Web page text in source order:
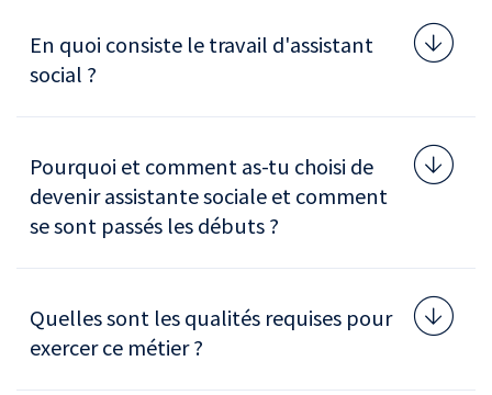
En quoi consiste le travail d'assistant
social ?
Pourquoi et comment as-tu choisi de
devenir assistante sociale et comment
se sont passés les débuts ?
Quelles sont les qualités requises pour
exercer ce métier ?